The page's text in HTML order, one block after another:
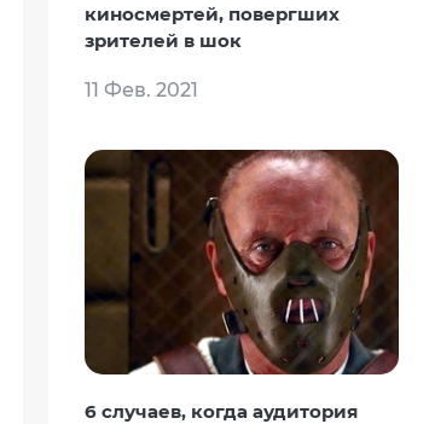
киносмертей, повергших
зрителей в шок
11 Фев. 2021
6 случаев, когда аудитория